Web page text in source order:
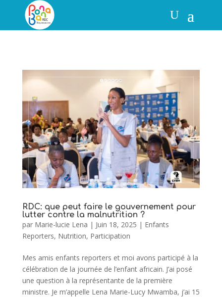
RDC: que peut faire le gouvernement pour
lutter contre la malnutrition ?
par Marie-lucie Lena | Juin 18, 2025 | Enfants
Reporters, Nutrition, Participation
Mes amis enfants reporters et moi avons participé à la
célébration de la journée de l’enfant africain. J’ai posé
une question à la représentante de la première
ministre. Je m’appelle Lena Marie-Lucy Mwamba, j’ai 15